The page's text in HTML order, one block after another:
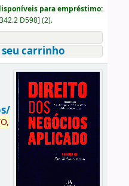
para empréstimo:
342.2 D598] (2).
carrinho